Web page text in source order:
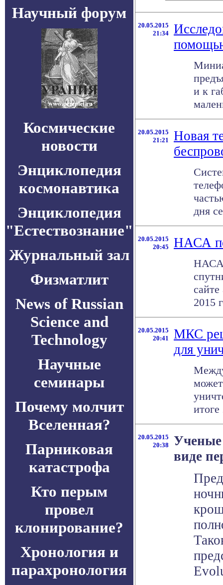
Научный форум
Космические
новости
Энциклопедия
космонавтика
Энциклопедия
"Естествознание"
Журнальный зал
Физматлит
News of Russian
Science and
Technology
Научные
семинары
Почему молчит
Вселенная?
Парниковая
катастрофа
Кто перым
провел
клонирование?
Хронология и
парахронология
20.05.2015
21:34
и к
20.05.2015
21:21
Новая
дня
20.05.2015
20:45
НАСА
НАСА
2015
20.05.2015
20:41
МКС
для
20.05.2015
20:38
виде